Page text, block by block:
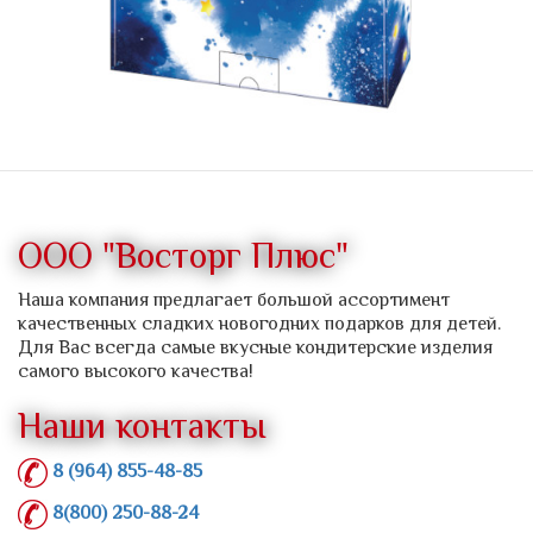
ООО "Восторг Плюс"
Наша компания предлагает большой ассортимент
качественных сладких новогодних подарков для детей.
Для Вас всегда самые вкусные кондитерские изделия
самого высокого качества!
Наши контакты
8 (964) 855-48-85
8(800) 250-88-24